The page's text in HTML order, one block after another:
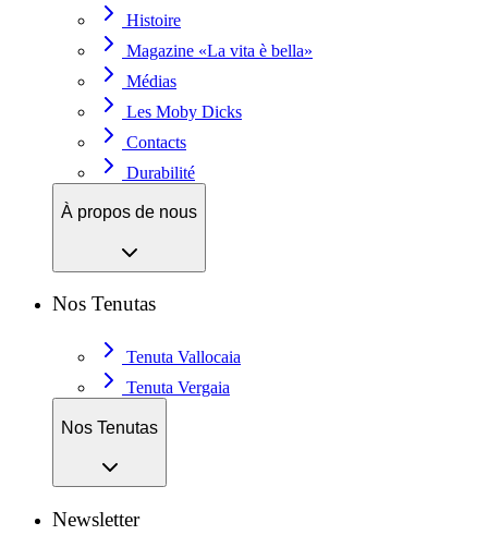
Histoire
Magazine «La vita è bella»
Médias
Les Moby Dicks
Contacts
Durabilité
À propos de nous
Nos Tenutas
Tenuta Vallocaia
Tenuta Vergaia
Nos Tenutas
Newsletter